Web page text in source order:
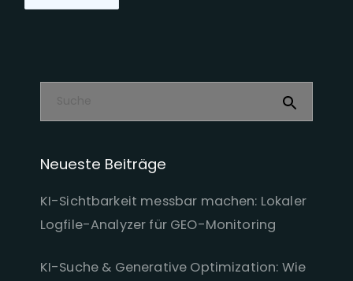
Neueste Beiträge
KI-Sichtbarkeit messbar machen: Lokaler
Logfile-Analyzer für GEO-Monitoring
KI-Suche & Generative Optimization: Wie